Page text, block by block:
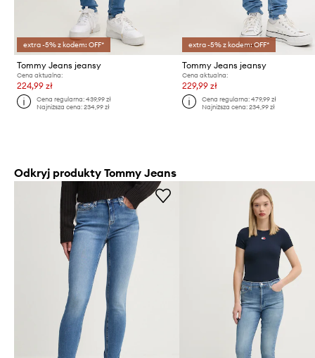
extra -5% z kodem: OFF*
Tommy Jeans jeansy
Cena aktualna:
224,99 zł
Cena regularna:439,99 zł
Najniższa cena:234,99 zł
extra -5% z kodem: OFF*
Tommy Jeans jeansy
Cena aktualna:
229,99 zł
Cena regularna: 479,99 zł
Najniższa cena: 234,99 zł
Odkryj produkty Tommy Jeans